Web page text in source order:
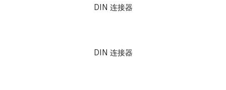
DIN 连接器
DIN 连接器